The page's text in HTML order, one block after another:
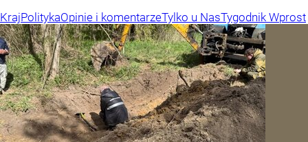
KrajPolitykaOpinie i komentarzeTylko u NasTygodnik Wprost